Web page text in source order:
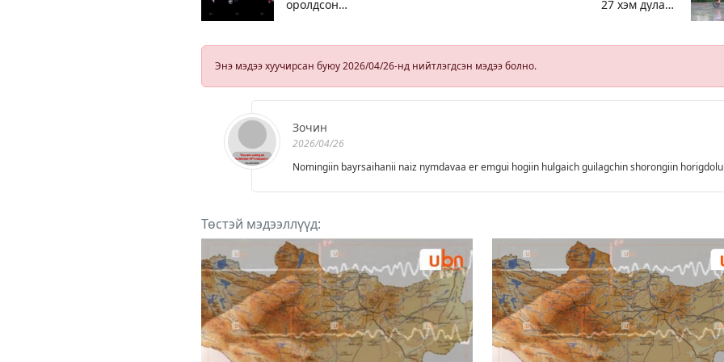
оролдсон
27 хэм дулаан
Энэ мэдээ хуучирсан буюу 2026/04/26-нд нийтлэгдсэн мэдээ болно.
Зочин
2026/04/26
Nomingiin bayrsaihanii naiz nymdavaa er emgui hogiin hulgaich guilagchin shorongiin
Төстэй мэдээллүүд: